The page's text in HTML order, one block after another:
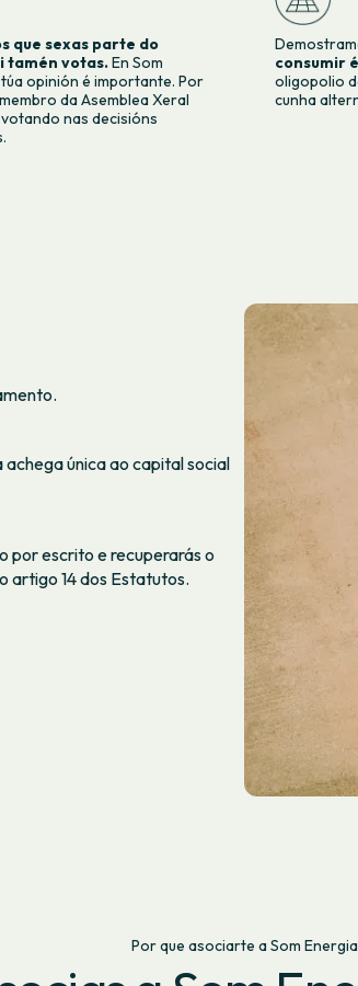
que sexas parte do
tamén votas.En Som
opinión é importante. Por
da Asemblea Xeral
nas decisións
consumir
oligopolio
cunha
única ao capital social
por escrito e recuperarás o
artigo 14 dos Estatutos.
Por que asociarte a Som Energia